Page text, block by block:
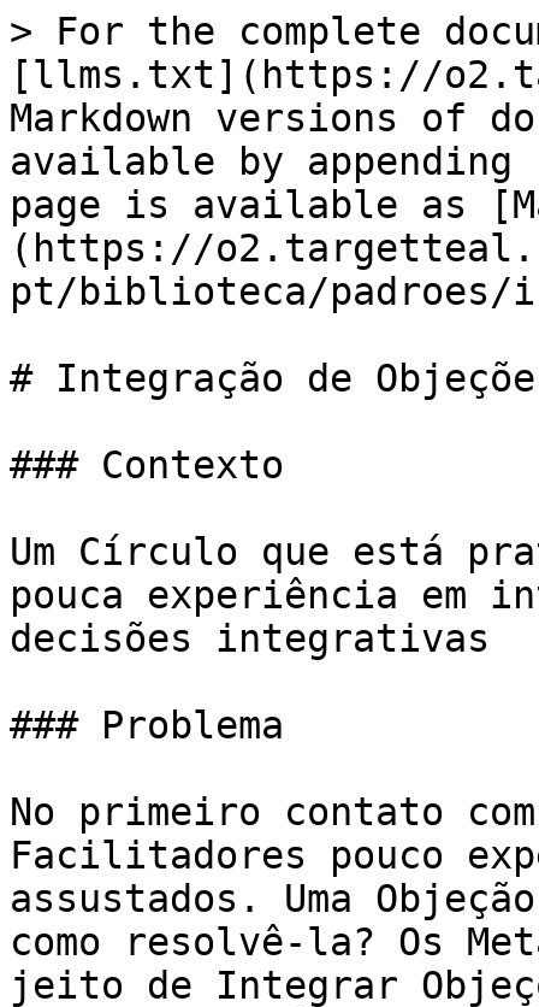
> For the complete
[llms.txt](https://
Markdown versions of
available by
page is available as
(https://
pt/biblioteca/padroes/
# Integração de
### Contexto
Um Círculo que está
pouca experiência em
decisões integrativas
### Problema
No primeiro contato
Facilitadores pouco
assustados. Uma
como resolvê-la? Os
jeito de Integrar